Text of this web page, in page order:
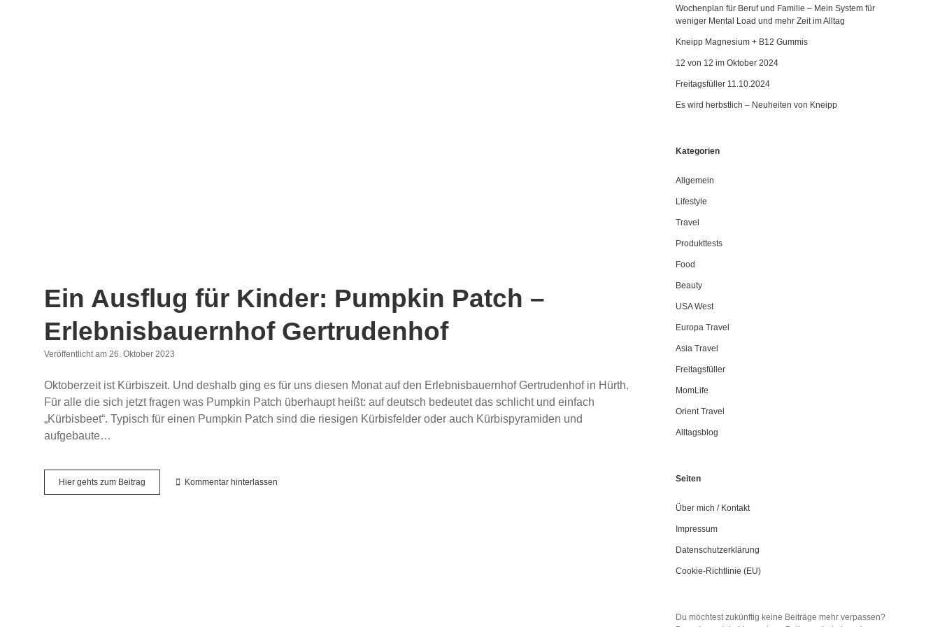
Ein Ausflug für Kinder: Pumpkin Patch –
Erlebnisbauernhof Gertrudenhof
Veröffentlicht am 26. Oktober 2023
Oktoberzeit ist Kürbiszeit. Und deshalb ging es für uns diesen Monat auf den Erlebnisbauernhof Gertrudenhof in Hürth.
Für alle die sich jetzt fragen was Pumpkin Patch überhaupt heißt: auf deutsch bedeutet das schlicht und einfach
„Kürbisbeet“. Typisch für einen Pumpkin Patch sind die riesigen Kürbisfelder oder auch Kürbispyramiden und
aufgebaute…
Hier gehts zum Beitrag
Ausflug
Kommentar hinterlassen
Wochenplan für Beruf und Familie – Mein System für
weniger Mental Load und mehr Zeit im Alltag
Kneipp Magnesium + B12 Gummis
12 von 12 im Oktober 2024
Freitagsfüller 11.10.2024
Es wird herbstlich – Neuheiten von Kneipp
Kategorien
Allgemein
Lifestyle
Travel
Produkttests
Food
Beauty
USA West
Europa Travel
Asia Travel
Freitagsfüller
MomLife
Orient Travel
Alltagsblog
Seiten
Über mich / Kontakt
Impressum
Datenschutzerklärung
Cookie-Richtlinie (EU)
Du möchtest zukünftig keine Beiträge mehr verpassen?